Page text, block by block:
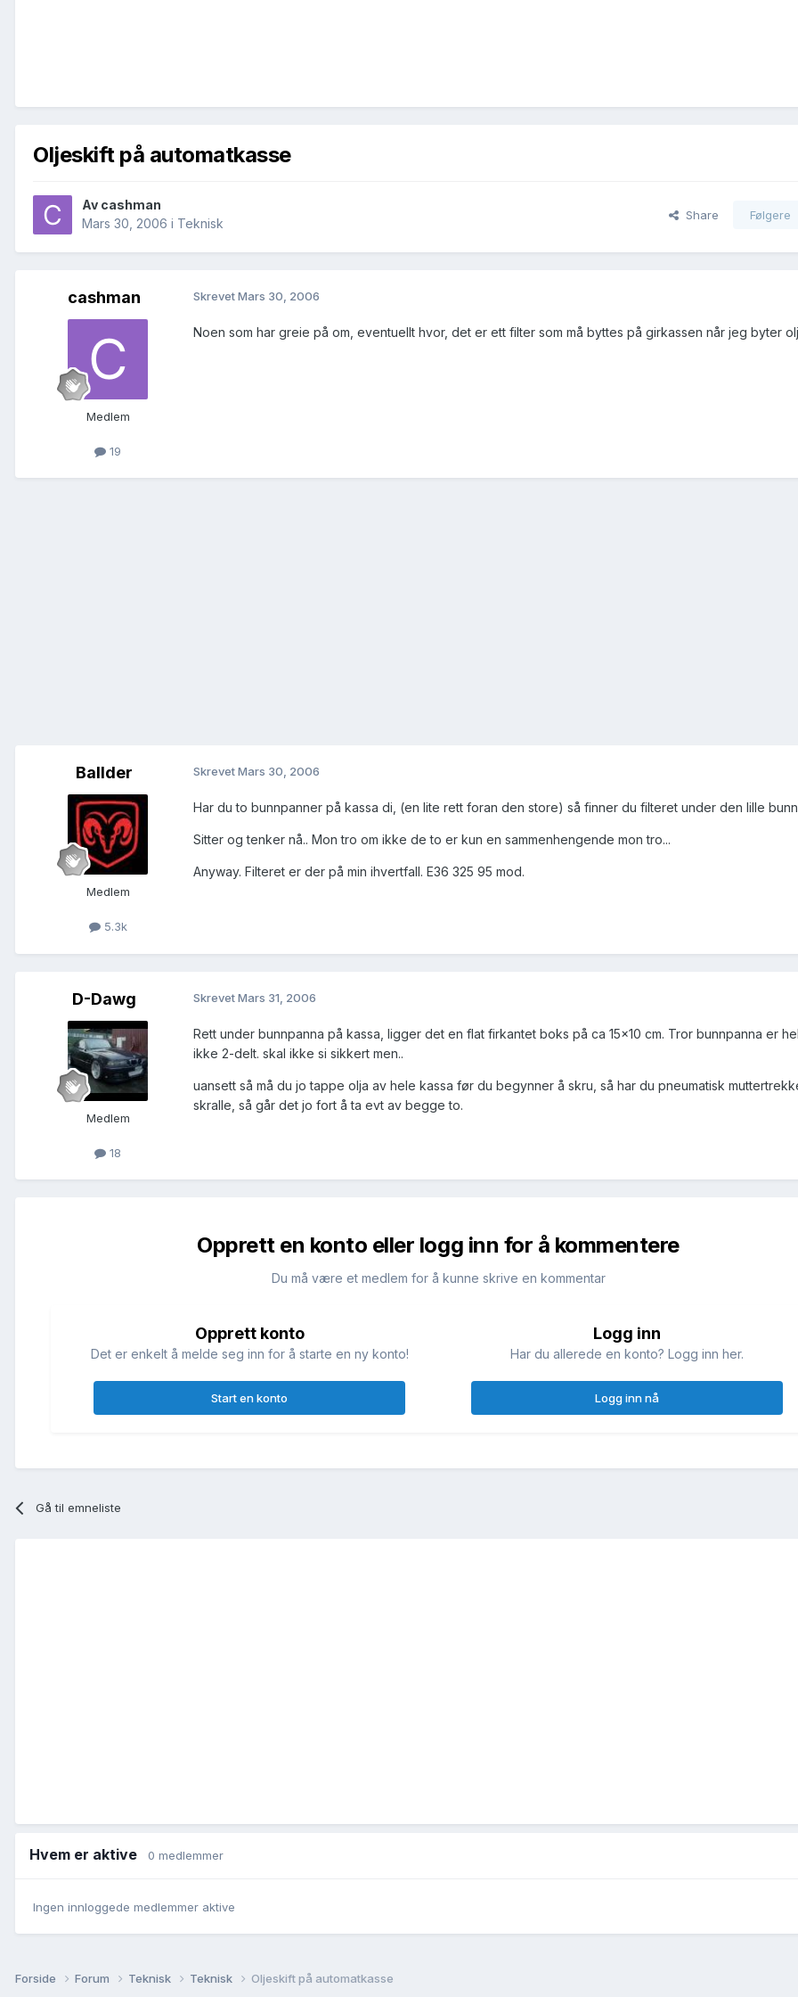
Oljeskift på automatkasse
Av cashman
Mars 30, 2006 i Teknisk
Share Følgere
cashman
Medlem
19
SkrevetMars 30, 2006
Noen som har greie på om, eventuellt hvor, det er ett filter som må byttes på girkassen når jeg byter
Ballder
Medlem
5.3k
SkrevetMars 30, 2006
Har du to bunnpanner på kassa di, (en lite rett foran den store) så finner du filteret under den lille
Sitter og tenker nå.. Mon tro om ikke de to er kun en sammenhengende mon tro...
Anyway. Filteret er der på min ihvertfall. E36 325 95 mod.
D-Dawg
Medlem
18
SkrevetMars 31, 2006
Rett under bunnpanna på kassa, ligger det en flat firkantet boks på ca 15x10 cm. Tror bunnpanna er
ikke 2-delt. skal ikke si sikkert men..
uansett så må du jo tappe olja av hele kassa før du begynner å skru, så har du pneumatisk
skralle, så går det jo fort å ta evt av begge to.
Opprett en konto eller logg inn for å kommentere
Du må være et medlem for å kunne skrive en kommentar
Opprett konto
Det er enkelt å melde seg inn for å starte en ny konto!
Start en konto
Logg inn
Har du allerede en konto? Logg inn her.
Logg inn nå
Gå til emneliste
Hvem er aktive 0 medlemmer
Ingen innloggede medlemmer aktive
Forside Forum Teknisk Teknisk Oljeskift på automatkasse